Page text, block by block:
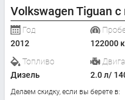
Volkswagen Tiguan с
Год
2012
122000
Топливо
Дизель
2.0 л/
Делаем скидку, если вы берете в: